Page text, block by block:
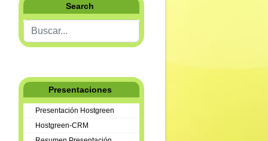
Search
Buscar...
Presentaciones
Presentación Hostgreen
Hostgreen-CRM